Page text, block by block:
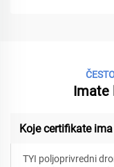
Imate
Koje certifikate
TYI poljoprivredni